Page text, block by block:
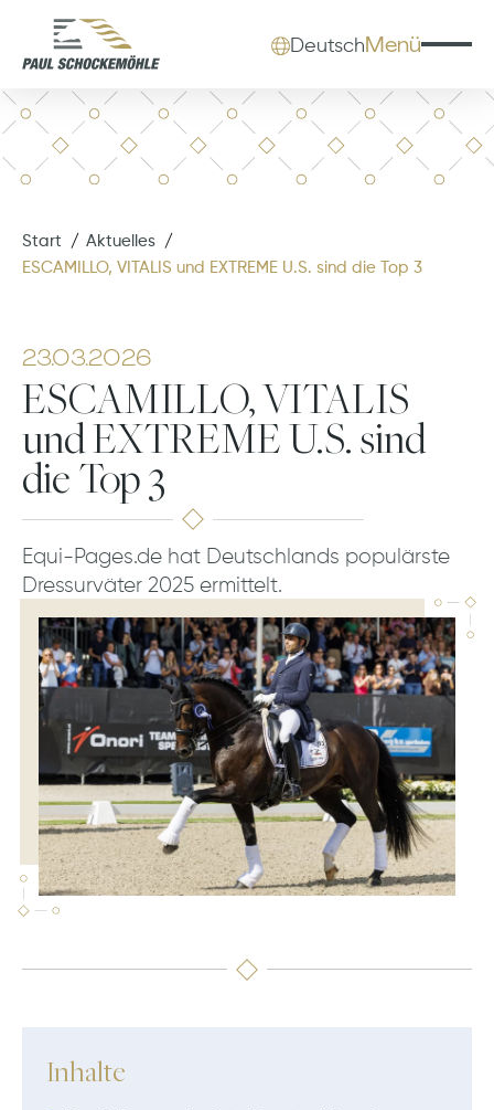
DeutschMenü
Start
Aktuelles
ESCAMILLO, VITALIS und EXTREME U.S. sind die Top 3
23.03.2026
ESCAMILLO, VITALIS
und EXTREME U.S. sind
die Top 3
Equi-Pages.de hat Deutschlands populärste
Dressurväter 2025 ermittelt.
Inhalte